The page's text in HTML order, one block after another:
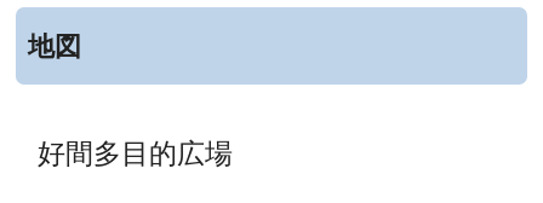
地図
好間多目的広場